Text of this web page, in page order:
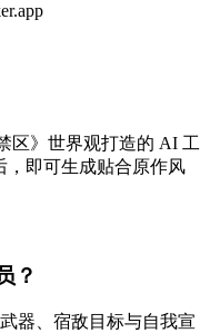
区》世界观打造的 AI 工
，即可生成贴合原作风
？
器、宿敌目标与自我宣